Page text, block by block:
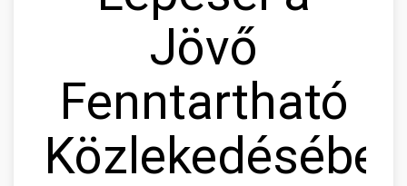
Jövő
Fenntartható
Közlekedésében